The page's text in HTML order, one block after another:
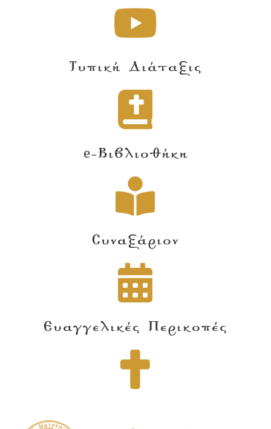
Τυπική Διάταξις
e-Βιβλιοθήκη
Συναξάριον
Ευαγγελικές Περικοπές